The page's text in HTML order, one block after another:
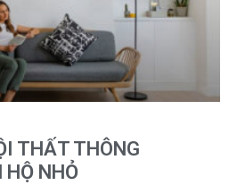
THẤT THÔNG
HỘ NHỎ